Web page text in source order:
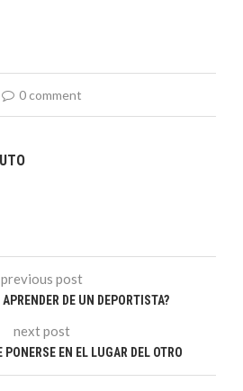
0 comment
previous post
DE UN DEPORTISTA?
next post
EN EL LUGAR DEL OTRO